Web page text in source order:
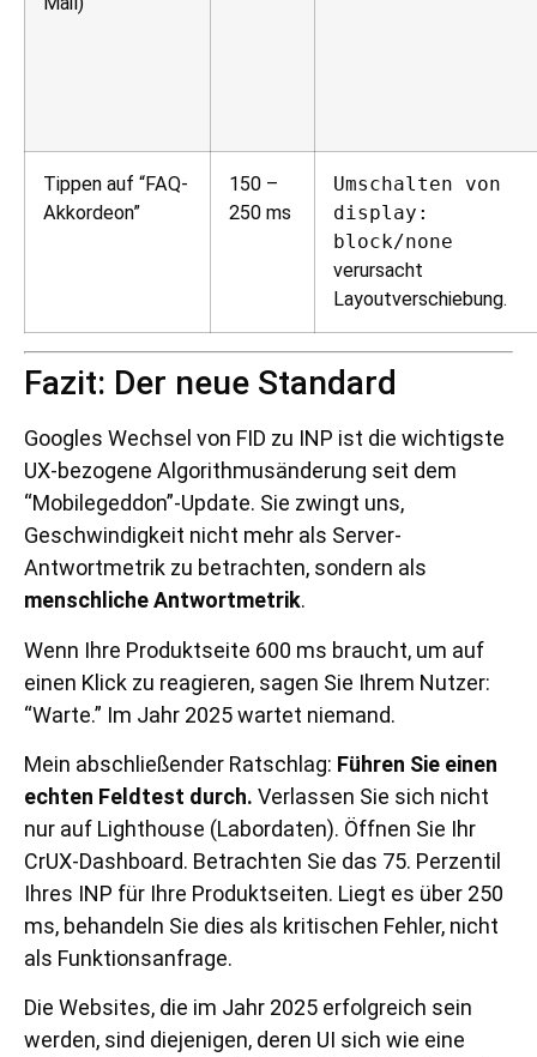
Tippen auf “FAQ-
Akkordeon”
150 –
250 ms
Umschalten von
display:
block/none
verursacht
Layoutverschiebung.
Fazit: Der neue Standard
Googles Wechsel von FID zu INP ist die wichtigste
UX-bezogene Algorithmusänderung seit dem
“Mobilegeddon”-Update. Sie zwingt uns,
Geschwindigkeit nicht mehr als Server-
Antwortmetrik zu betrachten, sondern als
menschliche Antwortmetrik.
Wenn Ihre Produktseite 600 ms braucht, um auf
einen Klick zu reagieren, sagen Sie Ihrem Nutzer:
“Warte.” Im Jahr 2025 wartet niemand.
Mein abschließender Ratschlag: Führen Sie einen
echten Feldtest durch. Verlassen Sie sich nicht
nur auf Lighthouse (Labordaten). Öffnen Sie Ihr
CrUX-Dashboard. Betrachten Sie das 75. Perzentil
Ihres INP für Ihre Produktseiten. Liegt es über 250
ms, behandeln Sie dies als kritischen Fehler, nicht
als Funktionsanfrage.
Die Websites, die im Jahr 2025 erfolgreich sein
werden, sind diejenigen, deren UI sich wie eine